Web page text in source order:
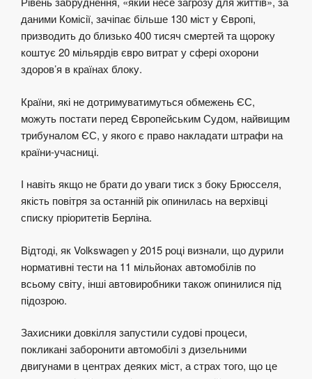
даними Комісії, зачіпає більше 130 міст у Європі,
призводить до близько 400 тисяч смертей та щороку
коштує 20 мільярдів євро витрат у сфері охорони
здоров’я в країнах блоку.
Країни, які не дотримуватимуться обмежень ЄС,
можуть постати перед Європейським Судом, найвищим
трибуналом ЄС, у якого є право накладати штрафи на
країни-учасниці.
І навіть якщо не брати до уваги тиск з боку Брюсселя,
якість повітря за останній рік опинилась на верхівці
списку пріоритетів Берліна.
Відтоді, як Volkswagen у 2015 році визнали, що дурили
нормативні тести на 11 мільйонах автомобілів по
всьому світу, інші автовиробники також опинилися під
підозрою.
Захисники довкілля запустили судові процеси,
покликані заборонити автомобілі з дизельними
двигунами в центрах деяких міст, а страх того, що це